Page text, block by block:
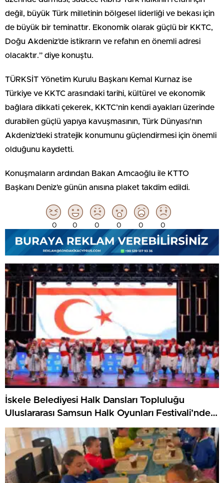
değil, büyük Türk milletinin bölgesel liderliği ve bekası için
de büyük bir teminattır. Ekonomik olarak güçlü bir KKTC,
Doğu Akdeniz’de istikrarın ve refahın en önemli adresi
olacaktır.” diye konuştu.
TÜRKSİT Yönetim Kurulu Başkanı Kemal Kurnaz ise
Türkiye ve KKTC arasındaki tarihi, kültürel ve ekonomik
bağlara dikkati çekerek, KKTC’nin kendi ayakları üzerinde
durabilen güçlü yapıya kavuşmasının, Türk Dünyası’nın
Akdeniz’deki stratejik konumunu güçlendirmesi için önemli
olduğunu kaydetti.
Konuşmaların ardından Bakan Amcaoğlu ile KTTO
Başkanı Deniz’e günün anısına plaket takdim edildi.
0 0 0 0 0 0
İskele Belediyesi Halk Dansları Topluluğu
Uluslararası Samsun Halk Oyunları Festivali’nde
KKTC’yi Gururla Temsil Ediyor